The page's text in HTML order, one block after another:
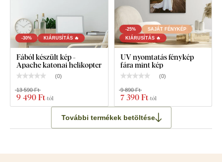
-30% KIÁRUSÍTÁS 🔥
Fából készült kép -
Apache katonai helikopter
(0)
9 490 Ft-tól
13 590 Ft
-25%
SAJÁT FÉNYKÉP
KIÁRUSÍTÁS 🔥
UV nyomtatás fénykép
fára mint kép
(0)
7 390 Ft-tól
9 890 Ft
További termékek betöltése